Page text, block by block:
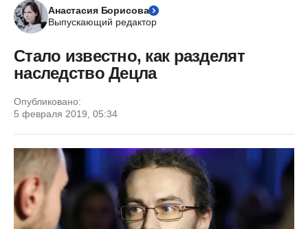
Анастасия Борисова
Выпускающий редактор
Стало известно, как разделят
наследство Децла
Опубликовано:
5 февраля 2019, 05:34